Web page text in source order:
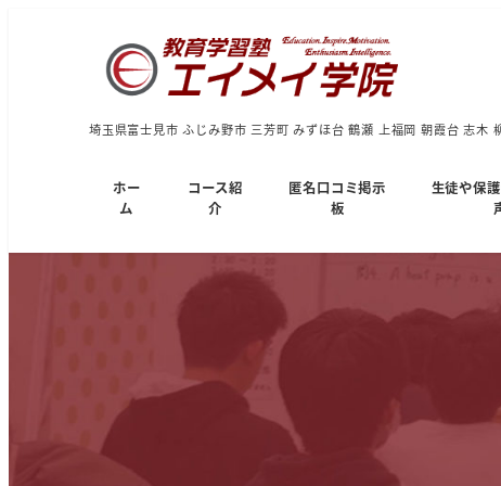
埼玉県富士見市 ふじみ野市 三芳町 みずほ台 鶴瀬 上福岡 朝霞台 志木
ホー
ム
コース紹
介
匿名口コミ掲示
板
生徒や保